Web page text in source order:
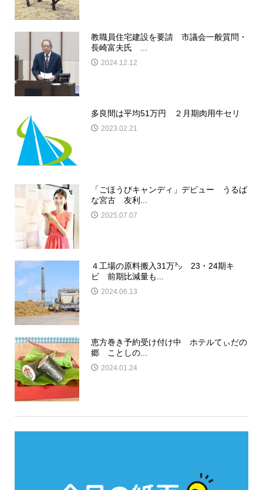
教職員住宅建設を要請 市議会一般質問・
長崎富夫氏 ...
2024.12.12
多良間は平均51万円 ２月期肉用牛セリ
2023.02.21
「ごほうびキャンディ」デビュー うるば
な宮古 友利...
2025.07.07
４工場の原料搬入31万㌧ 23・24期キ
ビ 前期比減量も...
2024.06.13
恵方巻き予約受け付け中 ホテルてぃだの
郷 ことしの...
2024.01.24